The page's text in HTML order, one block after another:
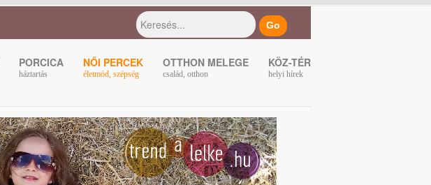
PORCICA
háztartás
NŐI PERCEK
életmód, szépség
OTTHON MELEGE
család, otthon
KÖZ-TÉR
helyi hírek